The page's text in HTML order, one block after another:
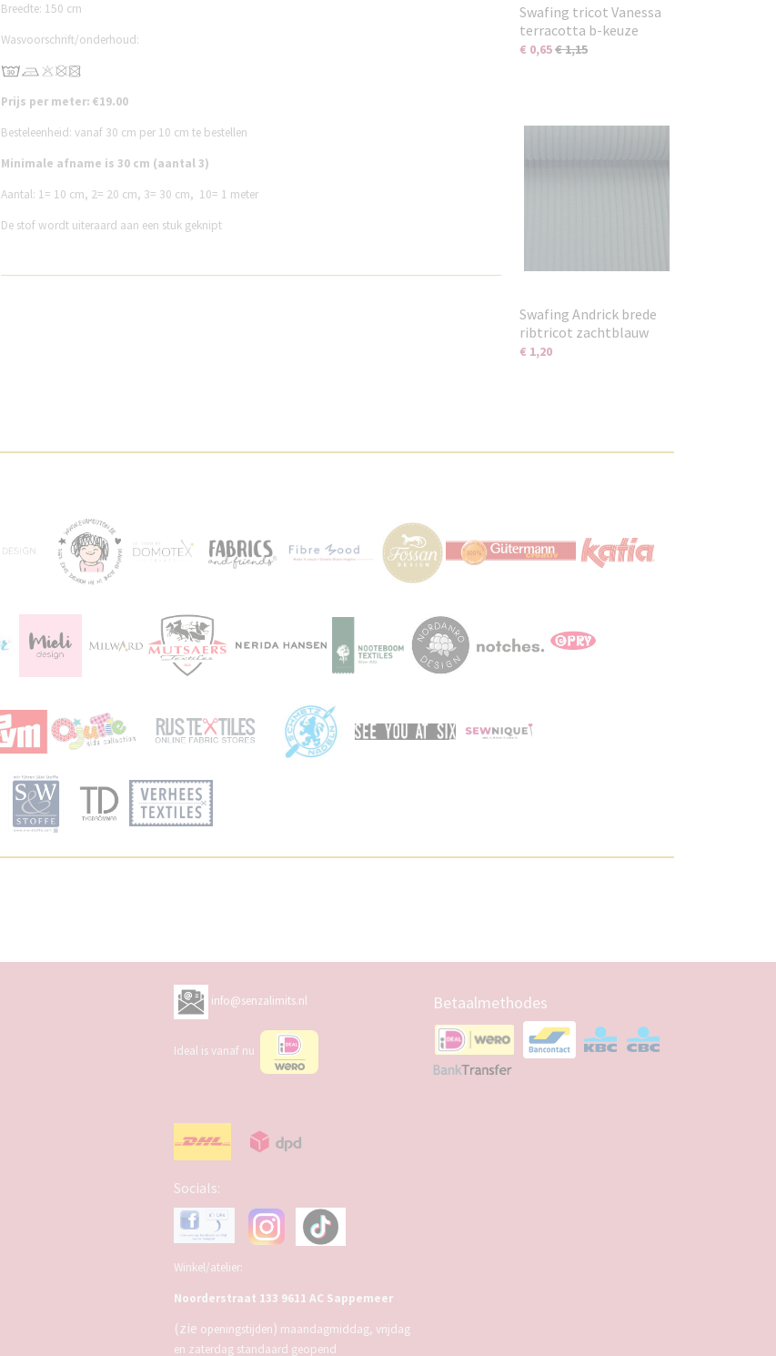
Breedte: 150 cm
Wasvoorschrift/onderhoud:
Prijs per meter: €19.00
Besteleenheid: vanaf 30 cm per 10 cm te bestellen
Minimale afname is 30 cm (aantal 3)
Aantal: 1= 10 cm, 2= 20 cm, 3= 30 cm, 10= 1 meter
De stof wordt uiteraard aan een stuk geknipt
Swafing tricot Vanessa
terracotta b-keuze
€ 0,65€ 1,15
Swafing Andrick brede
ribtricot zachtblauw
€ 1,20
info@senzalimits.nl
Ideal is vanaf nu
Socials:
Winkel/atelier:
Noorderstraat 133 9611 AC Sappemeer
(zie openingstijden) maandagmiddag, vrijdag
en zaterdag standaard geopend
Betaalmethodes